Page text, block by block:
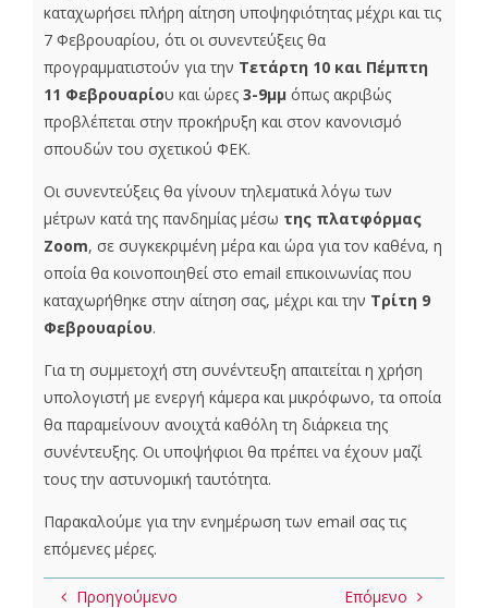
καταχωρήσει πλήρη αίτηση υποψηφιότητας μέχρι και τις
7 Φεβρουαρίου, ότι οι συνεντεύξεις θα
προγραμματιστούν για την Τετάρτη 10 και Πέμπτη
11 Φεβρουαρίου και ώρες 3-9μμ όπως ακριβώς
προβλέπεται στην προκήρυξη και στον κανονισμό
σπουδών του σχετικού ΦΕΚ.
Οι συνεντεύξεις θα γίνουν τηλεματικά λόγω των
μέτρων κατά της πανδημίας μέσω της πλατφόρμας
Zoom, σε συγκεκριμένη μέρα και ώρα για τον καθένα, η
οποία θα κοινοποιηθεί στο email επικοινωνίας που
καταχωρήθηκε στην αίτηση σας, μέχρι και την Τρίτη 9
Φεβρουαρίου.
Για τη συμμετοχή στη συνέντευξη απαιτείται η χρήση
υπολογιστή με ενεργή κάμερα και μικρόφωνο, τα οποία
θα παραμείνουν ανοιχτά καθόλη τη διάρκεια της
συνέντευξης. Οι υποψήφιοι θα πρέπει να έχουν μαζί
τους την αστυνομική ταυτότητα.
Παρακαλούμε για την ενημέρωση των email σας τις
επόμενες μέρες.
Προηγούμενο Επόμενο